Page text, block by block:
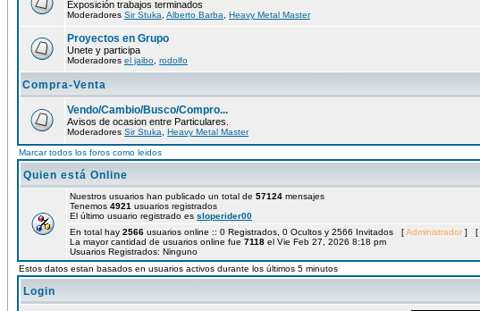
Exposición trabajos terminados
Moderadores Sir Stuka Alberto Barba Heavy Metal Master
Proyectos en Grupo
Unete y participa
Moderadores el jaibo rodolfo
Compra-Venta
Vendo/Cambio/Busco/Compro...
Avisos de ocasion entre Particulares.
Moderadores Sir Stuka Heavy Metal Master
Marcar todos los foros como leidos
Quien está Online
Nuestros usuarios han publicado un total de 57124 mensajes
Tenemos 4921 usuarios registrados
El último usuario registrado es sloperider00
En total hay 2566 usuarios online :: 0 Registrados, 0 Ocultos y 2566 Invitados [Administrador ] [
La mayor cantidad de usuarios online fue 7118 el Vie Feb 27, 2026 8:18 pm
Usuarios Registrados: Ninguno
Estos datos estan basados en usuarios activos durante los últimos 5 minutos
Login